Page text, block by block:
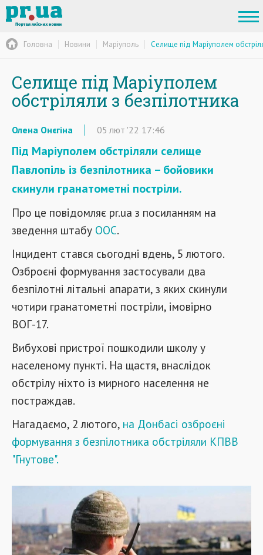
Головна Новини Маріуполь Селище під Маріуполем
Селище під Маріуполем
обстріляли з безпілотника
Олена Онєгіна 05 лют '22 17:46
Під Маріуполем обстріляли селище
Павлопіль із безпілотника – бойовики
скинули гранатометні постріли.
Про це повідомляє pr.ua з посиланням на
зведення штабу ООС.
Інцидент стався сьогодні вдень, 5 лютого.
Озброєні формування застосували два
безпілотні літальні апарати, з яких скинули
чотири гранатометні постріли, імовірно
ВОГ-17.
Вибухові пристрої пошкодили школу у
населеному пункті. На щастя, внаслідок
обстрілу ніхто із мирного населення не
постраждав.
Нагадаємо, 2 лютого, на Донбасі озброєні
формування з безпілотника обстріляли КПВВ
"Гнутове".